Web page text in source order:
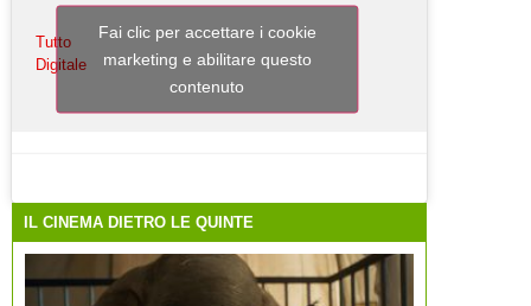
Tutto
Digitale
Fai clic per accettare i cookie
marketing e abilitare questo
contenuto
IL CINEMA DIETRO LE QUINTE